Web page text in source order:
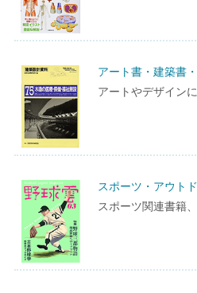
アート書・建築書
アートやデザイン
スポーツ・アウト
スポーツ関連書籍